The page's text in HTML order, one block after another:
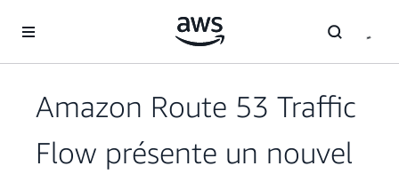
Amazon Route 53 Traffic
Flow présente un nouvel